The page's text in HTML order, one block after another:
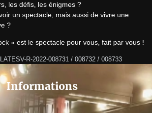
les défis, les énigmes ?
un spectacle, mais aussi de vivre une
?
» est le spectacle pour vous, fait par vous !
R-2022-008731 / 008732 / 008733
Informations